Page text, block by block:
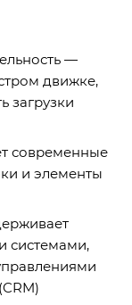
—
движке,
загрузки
современные
и элементы
системами,